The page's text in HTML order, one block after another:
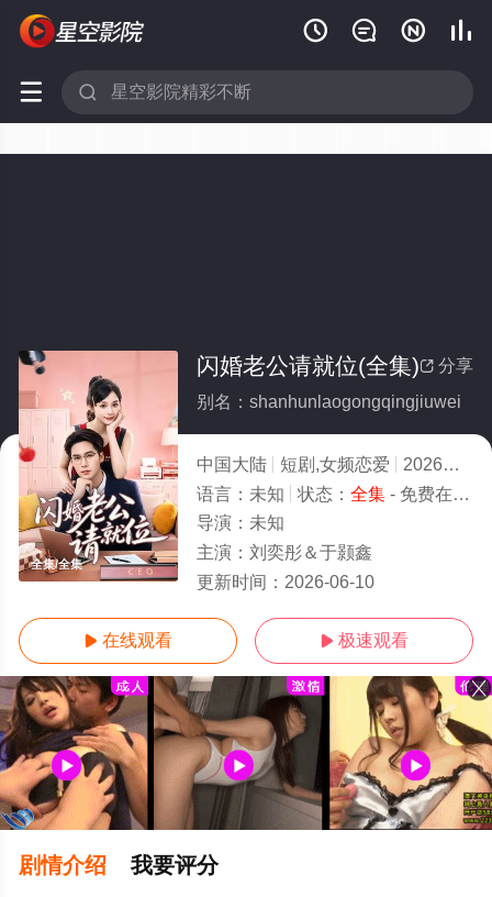
   
 
全集/全集
 分享
闪婚老公请就位(全集)
别名：shanhunlaogongqingjiuwei
中国大陆 短剧,女频恋爱 2026
10.0
语言： 未知 状态： 全集- 免费在线观看
导演： 未知
主演： 刘奕彤＆于颢鑫
更新时间： 2026-06-10
 在线观看  极速观看
剧情介绍 我要评分